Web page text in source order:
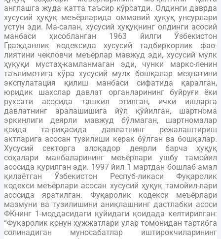
англашга жуда катта таъсир кўрсатди. Олдинги даврда
хусусий ҳуқуқ меъёрларида оммавий ҳуқуқ унсурлари
устун эди. Ма-салан, хусусий ҳуқуқнинг олдинги асосий
манбаси ҳисобланган 1963 йилги Ўзбекистон
Гражданлик кодексида хусусий тадбиркорлик фао-
лиятини чекловчи меъёрлар мавжуд эди, хусусий мулк
ҳуқуқи мустаҳ-камланмаган эди, чунки маркс-ленин
таълимотига кўра хусусий мулк бошқалар меҳнатини
экспулатация қилиш манбаси сифатида қаралган,
юридик шахслар давлат органларининг буйруғи ёки
рухсати асосида ташкил этилган, ички ишларга
давлатнинг аралашишига йўл қўйилган, шартнома
эркинлиги деярли мавжуд бўлмаган, шартномалар
қоида та-риқасида давлатнинг режалаштириш
актларига асосан тузилиши керак бўлган ва бошқалар.
Хусусий секторга алоқадор деярли барча ҳуқуқ
соҳалари манбаларининг меъёрлари ушбу тамойил
асосида қурилган эди. 1997 йил 1 мартдан бошлаб амал
қилаётган Ўзбекистон Респуб-ликаси Фуқаролик
кодекси меъёрлари асосан хусусий ҳуқуқ тамойил-лари
асосида яратилган. Фуқаролик кодекси меъёрлари
мазмуни ва тузилишини аниқлашнинг дастлабки асоси
ФКнинг 1-моддасидаги қуйидаги қоидада келтирилган:
“Фуқаролик қонун ҳужжатлари улар томонидан тартибга
солинадиган муносабатлар иштирокчиларининг